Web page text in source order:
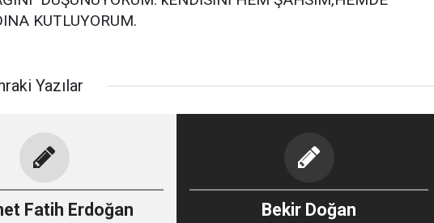
KUTLUYORUM.
Yazılar
Fatih Erdoğan Bekir Doğan